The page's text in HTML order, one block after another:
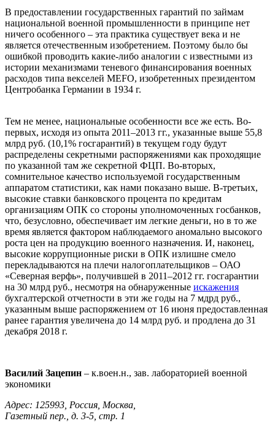
В предоставлении государственных гарантий по займам
национальной военной промышленности в принципе нет
ничего особенного – эта практика существует века и не
является отечественным изобретением. Поэтому было бы
ошибкой проводить какие-либо аналогии с известными из
истории механизмами теневого финансирования военных
расходов типа векселей MEFO, изобретенных президентом
Центробанка Германии в 1934 г.
Тем не менее, национальные особенности все же есть. Во-
первых, исходя из опыта 2011–2013 гг., указанные выше 55,8
млрд руб. (10,1% госгарантий) в текущем году будут
распределены секретными распоряжениями как проходящие
по указанной там же секретной ФЦП. Во-вторых,
сомнительное качество используемой государственным
аппаратом статистики, как нами показано выше. В-третьих,
высокие ставки банковского процента по кредитам
организациям ОПК со стороны уполномоченных госбанков,
что, безусловно, обеспечивает им легкие деньги, но в то же
время является фактором наблюдаемого аномально высокого
роста цен на продукцию военного назначения. И, наконец,
высокие коррупционные риски в ОПК излишне смело
перекладываются на плечи налогоплательщиков – ОАО
«Северная верфь», получившей в 2011–2012 гг. госгарантии
на 30 млрд руб., несмотря на обнаруженные искажения
бухгалтерской отчетности в эти же годы на 7 мдрд руб.,
указанным выше распоряжением от 16 июня предоставленная
ранее гарантия увеличена до 14 млрд руб. и продлена до 31
декабря 2018 г.
Василий Зацепин – к.воен.н., зав. лабораторией военной
экономики
Адрес: 125993, Россия, Москва,
Газетный пер., д. 3-5, стр. 1